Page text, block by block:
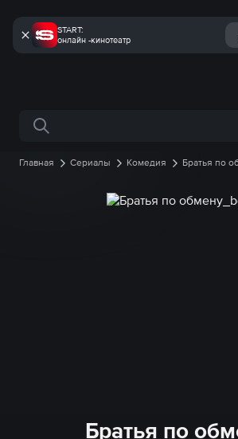
START:
онлайн -кинотеатр
Поиск по сайту
Главная Сериалы Комедия Братья по
Братья по